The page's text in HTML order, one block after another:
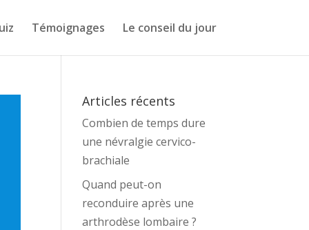
Témoignages Le conseil du jour
Articles récents
Combien de temps dure
une névralgie cervico-
brachiale
Quand peut-on
reconduire après une
arthrodèse lombaire ?